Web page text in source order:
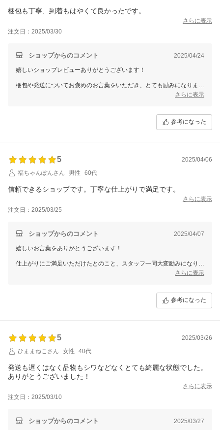
梱包も丁寧、到着もはやくて良かったです。
さらに表示
注文日：2025/03/30
ショップからのコメント 2025/04/24
嬉しいショップレビューありがとうございます！
梱包や発送についてお褒めのお言葉をいただき、とても励みになりま
このたびはご利用いただき、誠にありがとうございました！
さらに表示
参考になった
5
2025/04/06
福ちゃんぽんさん
男性 60代
信頼できるショップです。丁寧な仕上がりで満足です。
さらに表示
注文日：2025/03/25
ショップからのコメント 2025/04/07
嬉しいお言葉をありがとうございます！
仕上がりにご満足いただけたとのこと、スタッフ一同大変励みになりま
このたびはご利用いただき、誠にありがとうございました！
さらに表示
参考になった
5
2025/03/26
ひままねこさん
女性 40代
発送も遅くはなく品物もシワなどなくとても綺麗な状態でした。
ありがとうございました！
さらに表示
注文日：2025/03/10
ショップからのコメント 2025/03/27